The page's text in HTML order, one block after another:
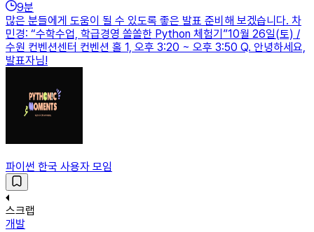
9분
많은 분들에게 도움이 될 수 있도록 좋은 발표 준비해 보겠습니다. 차
민경: “수학수업, 학급경영 쏠쏠한 Python 체험기”10월 26일(토) /
수원 컨벤션센터 컨벤션 홀 1, 오후 3:20 ~ 오후 3:50 Q. 안녕하세요,
발표자님!
파이썬 한국 사용자 모임
스크랩
개발